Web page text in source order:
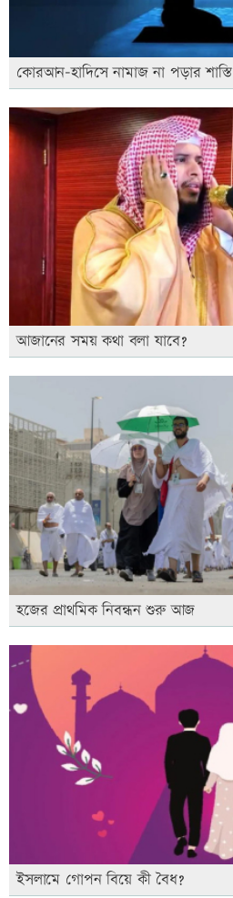
কোরআন-হাদিসে নামাজ না পড়ার শাস্তি
আজানের সময় কথা বলা যাবে?
হজের প্রাথমিক নিবন্ধন শুরু আজ
ইসলামে গোপন বিয়ে কী বৈধ?